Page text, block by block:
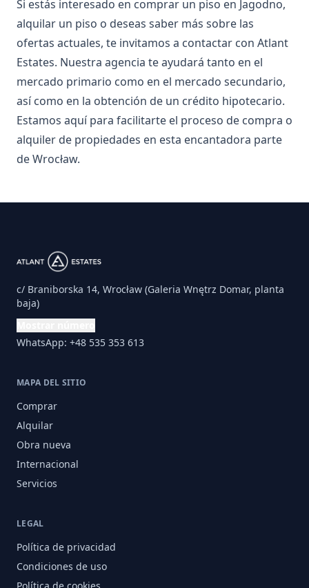
Si estás interesado en comprar un piso en Jagodno,
alquilar un piso o deseas saber más sobre las
ofertas actuales, te invitamos a contactar con Atlant
Estates. Nuestra agencia te ayudará tanto en el
mercado primario como en el mercado secundario,
así como en la obtención de un crédito hipotecario.
Estamos aquí para facilitarte el proceso de compra o
alquiler de propiedades en esta encantadora parte
de Wrocław.
c/ Braniborska 14, Wrocław (Galeria Wnętrz Domar, planta
baja)
WhatsApp: +48 535 353 613
MAPA DEL SITIO
Comprar
Alquilar
Obra nueva
Internacional
Servicios
LEGAL
Política de privacidad
Condiciones de uso